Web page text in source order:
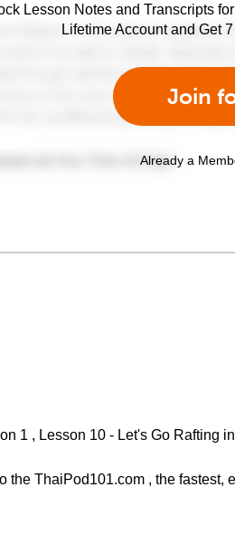
Lesson Notes and Transcripts
Lifetime Account and Get
Join
Already a
1 , Lesson 10 - Let's Go Rafting
the ThaiPod101.com , the